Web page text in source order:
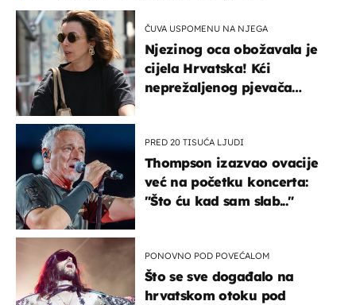
ČUVA USPOMENU NA NJEGA
Njezinog oca obožavala je
cijela Hrvatska! Kći
neprežaljenog pjevača
PRED 20 TISUĆA LJUDI
Thompson izazvao ovacije
već na početku koncerta:
"Što ću kad sam slab..."
PONOVNO POD POVEĆALOM
Što se sve događalo na
hrvatskom otoku pod